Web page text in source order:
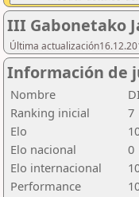
III Gabonetako
Última
Información de
Nombre
Ranking inicial
7
Elo
Elo nacional
0
Elo internacional
Performance